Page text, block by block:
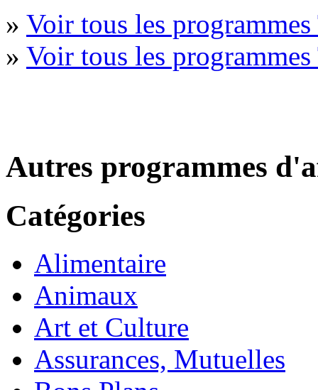
» Voir tous les
» Voir tous les
Autres programmes
Catégories
Alimentaire
Animaux
Art et Culture
Assurances, Mutuelles